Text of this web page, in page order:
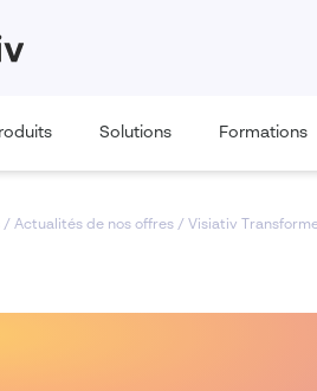
Solutions Formations
/ Actualités de nos offres / Visiativ